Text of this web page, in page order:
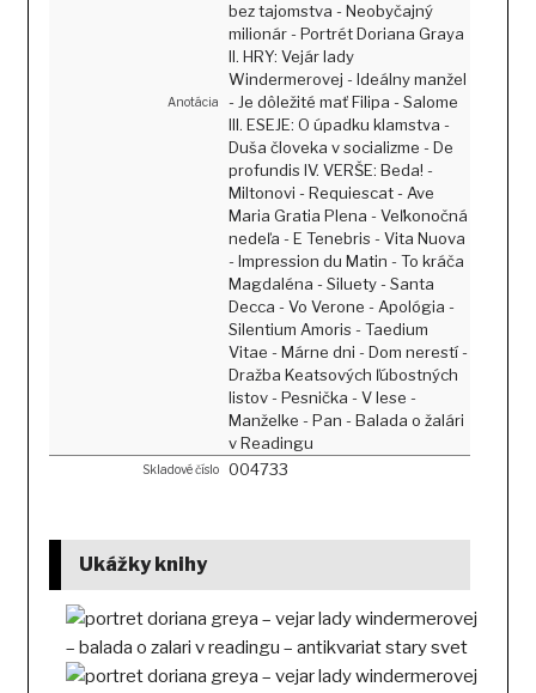
Anotácia
bez tajomstva - Neobyčajný
milionár - Portrét Doriana Graya
II. HRY: Vejár lady
Windermerovej - Ideálny manžel
- Je dôležité mať Filipa - Salome
III. ESEJE: O úpadku klamstva -
Duša človeka v socializme - De
profundis IV. VERŠE: Beda! -
Miltonovi - Requiescat - Ave
Maria Gratia Plena - Veľkonočná
nedeľa - E Tenebris - Vita Nuova
- Impression du Matin - To kráča
Magdaléna - Siluety - Santa
Decca - Vo Verone - Apológia -
Silentium Amoris - Taedium
Vitae - Márne dni - Dom nerestí -
Dražba Keatsových ľúbostných
listov - Pesnička - V lese -
Manželke - Pan - Balada o žalári
v Readingu
Skladové číslo 004733
Ukážky knihy